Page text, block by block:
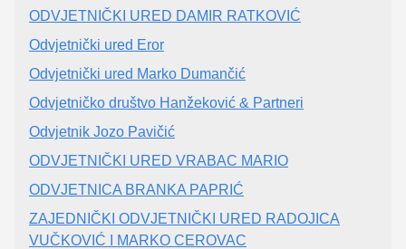
ODVJETNIČKI URED DAMIR RATKOVIĆ
Odvjetnički ured Eror
Odvjetnički ured Marko Dumančić
Odvjetničko društvo Hanžeković & Partneri
Odvjetnik Jozo Pavičić
ODVJETNIČKI URED VRABAC MARIO
ODVJETNICA BRANKA PAPRIĆ
ZAJEDNIČKI ODVJETNIČKI URED RADOJICA
VUČKOVIĆ I MARKO CEROVAC